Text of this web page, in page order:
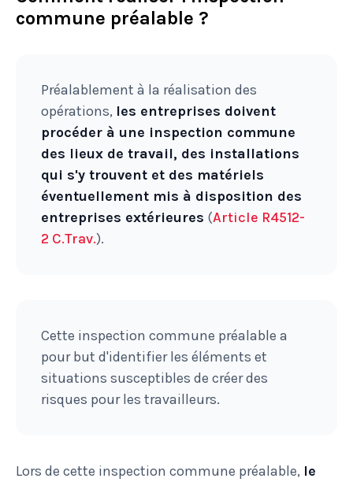
commune préalable ?
Préalablement à la réalisation des
opérations, les entreprises doivent
procéder à une inspection commune
des lieux de travail, des installations
qui s'y trouvent et des matériels
éventuellement mis à disposition des
entreprises extérieures (Article R4512-
2 C.Trav.).
Cette inspection commune préalable a
pour but d'identifier les éléments et
situations susceptibles de créer des
risques pour les travailleurs.
Lors de cette inspection commune préalable, le